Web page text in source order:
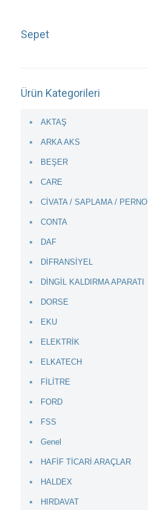
Sepet
Ürün Kategorileri
AKTAŞ
ARKA AKS
BEŞER
CARE
CİVATA / SAPLAMA / PERNO
CONTA
DAF
DİFRANSİYEL
DİNGİL KALDIRMA APARATI
DORSE
EKU
ELEKTRİK
ELKATECH
FİLİTRE
FORD
FSS
Genel
HAFİF TİCARİ ARAÇLAR
HALDEX
HIRDAVAT